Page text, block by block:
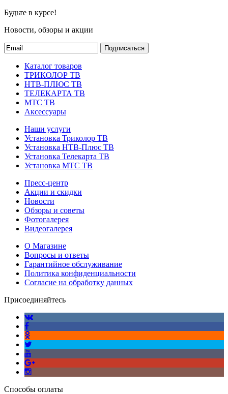
Будьте в курсе!
Новости, обзоры и акции
Подписаться
Каталог товаров
ТРИКОЛОР ТВ
НТВ-ПЛЮС ТВ
ТЕЛЕКАРТА ТВ
МТС ТВ
Аксессуары
Наши услуги
Установка Триколор ТВ
Установка НТВ-Плюс ТВ
Установка Телекарта ТВ
Установка МТС ТВ
Пресс-центр
Акции и скидки
Новости
Обзоры и советы
Фотогалерея
Видеогалерея
О Магазине
Вопросы и ответы
Гарантийное обслуживание
Политика конфиденциальности
Согласие на обработку данных
Присоединяйтесь
Способы оплаты